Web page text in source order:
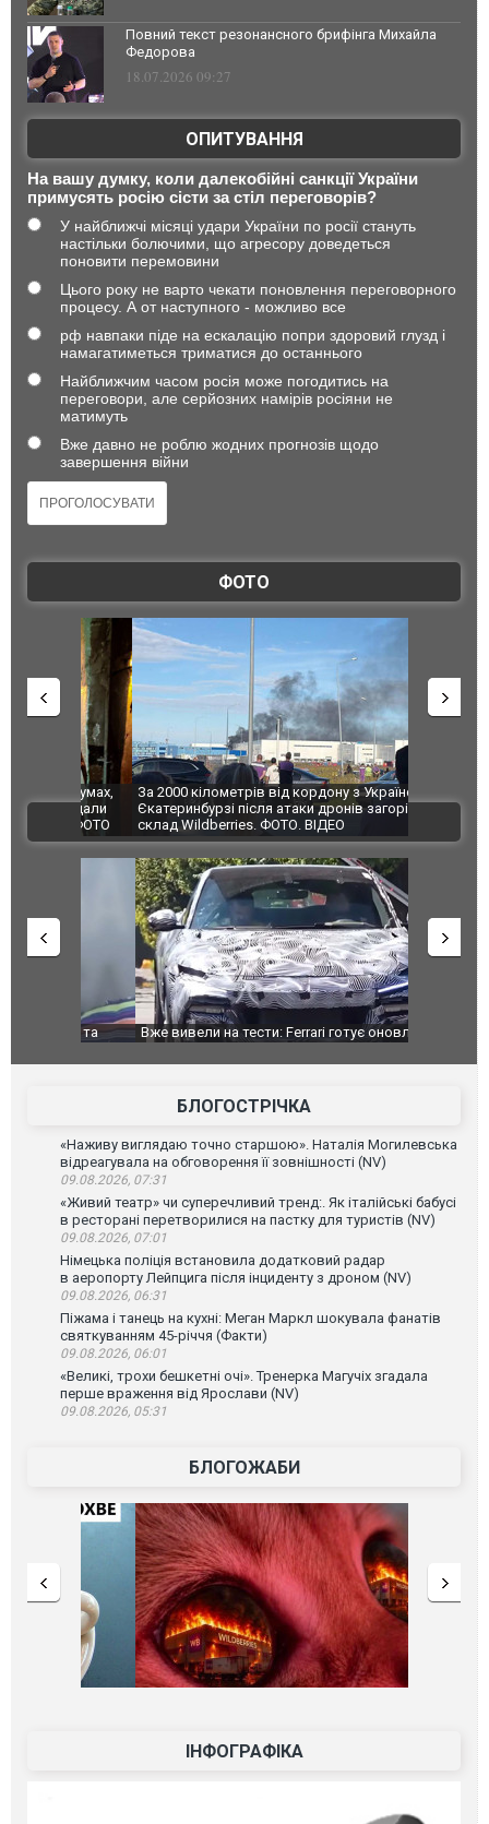
Повний текст резонансного брифінга Михайла
Федорова
18.07.2026 09:27
ОПИТУВАННЯ
На вашу думку, коли далекобійні санкції України
примусять росію сісти за стіл переговорів?
У найближчі місяці удари України по росії стануть
настільки болючими, що агресору доведеться
поновити перемовини
Цього року не варто чекати поновлення переговорного
процесу. А от наступного - можливо все
рф навпаки піде на ескалацію попри здоровий глузд і
намагатиметься триматися до останнього
Найближчим часом росія може погодитись на
переговори, але серйозних намірів росіяни не
матимуть
Вже давно не роблю жодних прогнозів щодо
завершення війни
ФОТО
За 2000 кілометрів від кордону з Україною: в
Єкатеринбурзі після атаки дронів загорівся
склад Wildberries. ФОТО. ВІДЕО
"Мої
ВІДЕО
Вже вивели на тести: Ferrari готує оновлення
Вийшов
фільму
БЛОГОСТРІЧКА
«Наживу виглядаю точно старшою». Наталія Могилевська
відреагувала на обговорення її зовнішності (NV)
09.08.2026, 07:31
«Живий театр» чи суперечливий тренд:. Як італійські бабусі
в ресторані перетворилися на пастку для туристів (NV)
09.08.2026, 07:01
Німецька поліція встановила додатковий радар
в аеропорту Лейпцига після інциденту з дроном (NV)
09.08.2026, 06:31
Піжама і танець на кухні: Меган Маркл шокувала фанатів
святкуванням 45-річчя (Факти)
09.08.2026, 06:01
«Великі, трохи бешкетні очі». Тренерка Магучіх згадала
перше враження від Ярослави (NV)
09.08.2026, 05:31
БЛОГОЖАБИ
ІНФОГРАФІКА